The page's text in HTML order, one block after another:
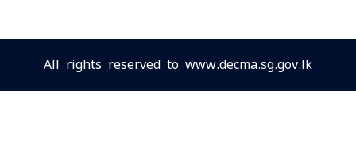
All rights reserved to www.decma.sg.gov.lk